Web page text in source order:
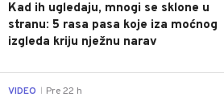
Kad ih ugledaju, mnogi se sklone u
stranu: 5 rasa pasa koje iza moćnog
izgleda kriju nježnu narav
VIDEO Pre 22 h